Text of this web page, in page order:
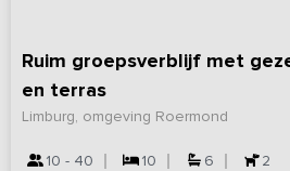
Ruim groepsverblijf met
en terras
Limburg, omgeving Roermond
10 - 40 10 6 2